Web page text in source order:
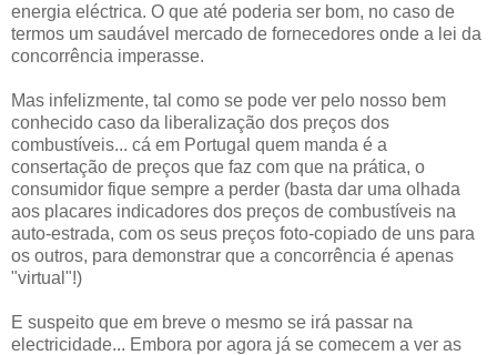
energia eléctrica. O que até poderia ser bom, no caso de
termos um saudável mercado de fornecedores onde a lei da
concorrência imperasse.
Mas infelizmente, tal como se pode ver pelo nosso bem
conhecido caso da liberalização dos preços dos
combustíveis... cá em Portugal quem manda é a
consertação de preços que faz com que na prática, o
consumidor fique sempre a perder (basta dar uma olhada
aos placares indicadores dos preços de combustíveis na
auto-estrada, com os seus preços foto-copiado de uns para
os outros, para demonstrar que a concorrência é apenas
"virtual"!)
E suspeito que em breve o mesmo se irá passar na
electricidade... Embora por agora já se comecem a ver as